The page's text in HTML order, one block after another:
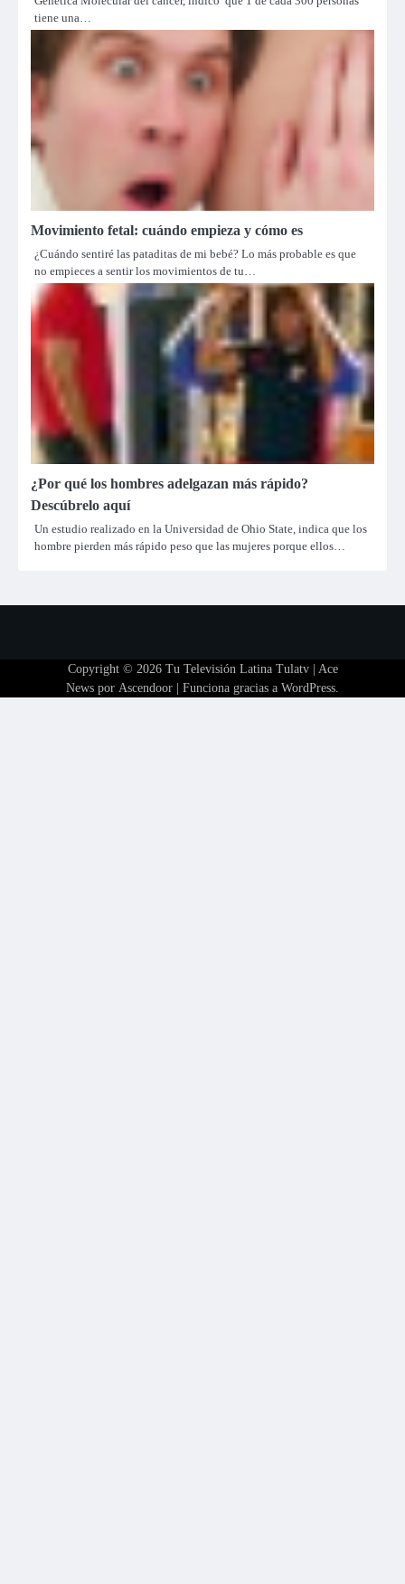
tiene una…
Movimiento fetal: cuándo empieza y cómo es
¿Cuándo sentiré las pataditas de mi bebé? Lo más probable es que
no empieces a sentir los movimientos de tu…
¿Por qué los hombres adelgazan más rápido?
Descúbrelo aquí
Un estudio realizado en la Universidad de Ohio State, indica que los
hombre pierden más rápido peso que las mujeres porque ellos…
Copyright © 2026 Tu Televisión Latina Tulatv| Ace
News por Ascendoor | Funciona gracias a WordPress